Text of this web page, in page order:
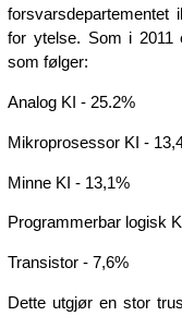
forsvarsdepartementet
for ytelse. Som i 2011
som følger:
Analog KI - 25.2%
Mikroprosessor KI -
Minne KI - 13,1%
Programmerbar logisk
Transistor - 7,6%
Dette utgjør en stor